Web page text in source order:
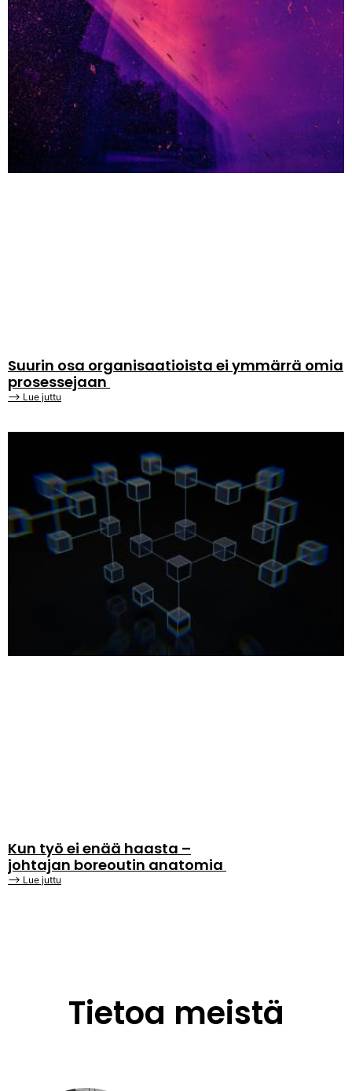
Suurin osa organisaatioista ei ymmärrä omia
prosessejaan
⟶ Lue juttu
Kun työ ei enää haasta –
johtajan boreoutin anatomia
⟶ Lue juttu
Tietoa meistä